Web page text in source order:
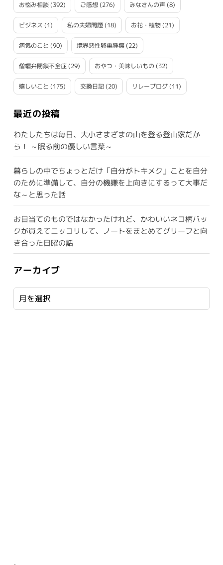
お悩み相談(392) ご感想(276) みなさんの声(8)
ビジネス (1) 私の夫婦問題(18) お花・植物(21)
病気のこと (90) 境界悪性卵巣腫瘍(22)
僧帽弁閉鎖不全症(29) おやつ・美味しいもの (32)
嬉しいこと (175) 交換日記(20) リレーブログ(11)
最近の投稿
わたしたちは毎日、大小さまざまの山を登る登山家だか
ら！ ～眠る前の優しい言葉～
暮らしの中でちょっとだけ「自分がトキメク」ことを自分
のために準備して、自分の機嫌を上向きにするって大事だ
な～と思った話
お目当てのものではなかったけれど、かわいいネコ柄バッ
クが買えてニッコリして、ノートをまとめてグリーフと向
き合った日曜の話
アーカイブ